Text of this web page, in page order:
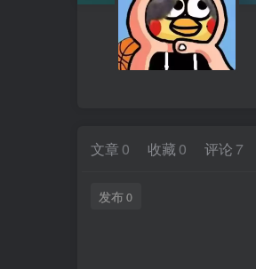
文章 0 收藏 0 评论 7
发布0